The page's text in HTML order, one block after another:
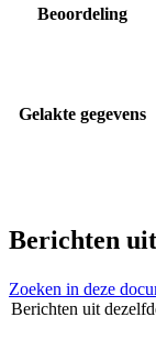
Beoordeling
Gelakte gegevens
Berichten
Zoeken in deze
Berichten uit